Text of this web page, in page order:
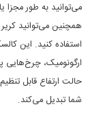
می‌توانید به طور مجزا
همچنین می‌توانید
استفاده کنید. این
حالت ارتفاع قابل
شما تبدیل می‌کند.